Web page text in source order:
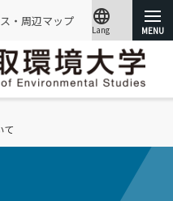
・周辺マップ language
Lang
て